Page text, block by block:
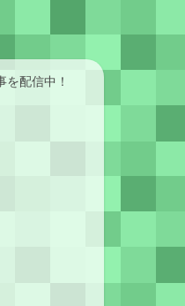
配信中！